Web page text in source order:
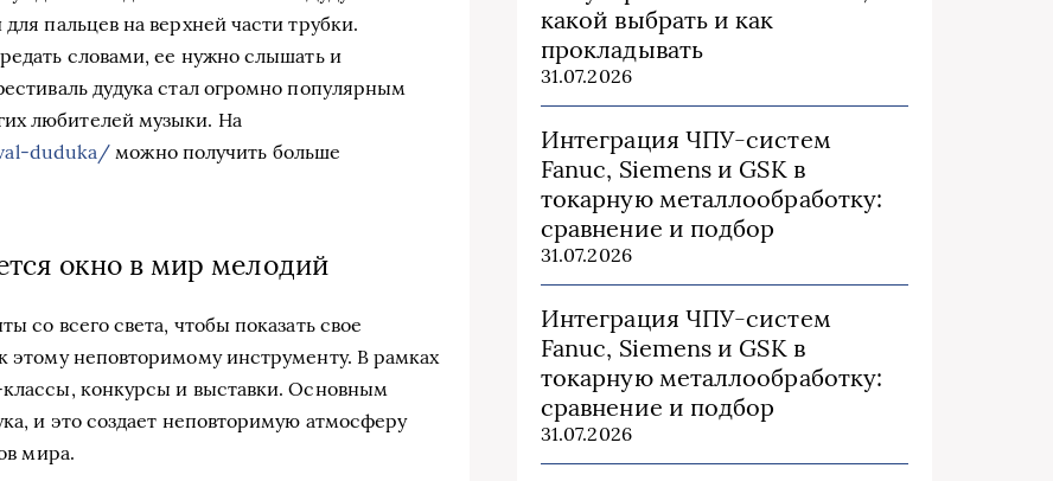
пальцев на верхней части трубки.
словами, ее нужно слышать и
дудука стал огромно популярным
любителей музыки. На
duduka/ можно получить больше
окно в мир мелодий
со всего света, чтобы показать свое
этому неповторимому инструменту. В рамках
конкурсы и выставки. Основным
и это создает неповторимую атмосферу
мира.
какой выбрать и как
прокладывать
31.07.2026
Интеграция ЧПУ-систем
Fanuc, Siemens и GSK в
токарную металлообработку:
сравнение и подбор
31.07.2026
Интеграция ЧПУ-систем
Fanuc, Siemens и GSK в
токарную металлообработку:
сравнение и подбор
31.07.2026